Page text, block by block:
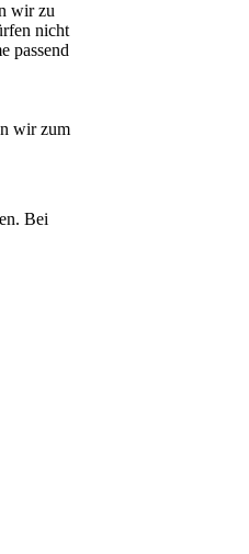
wir zu
nicht
passend
wir zum
Bei